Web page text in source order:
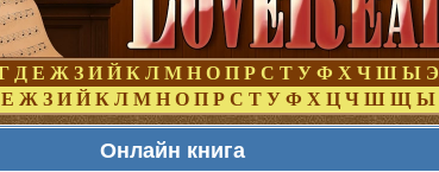
Д Е Ж З И Й К Л М Н О П Р С Т У Ф Х Ч Ш Ы Э
Е Ж З И Й К Л М Н О П Р С Т У Ф Х Ц Ч Ш Щ Ы
Онлайн книга